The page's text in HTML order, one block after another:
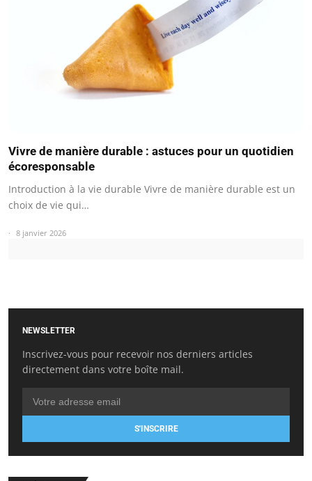
Vivre de manière durable : astuces pour un quotidien
écoresponsable
Introduction à la vie durable Vivre de manière durable est un
choix de vie qui…
8 janvier 2026
NEWSLETTER
Inscrivez-vous pour recevoir nos derniers articles
directement dans votre boîte mail.
S'INSCRIRE